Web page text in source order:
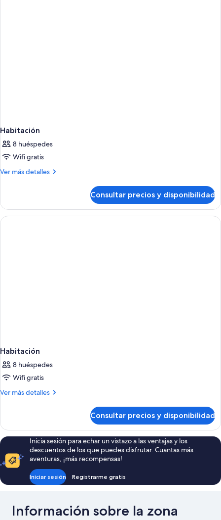
Habitación
8 huéspedes
Wifi gratis
Ver más detalles
Más
Consultar precios y disponibilidad
Habitación
8 huéspedes
Wifi gratis
Ver más detalles
Más
Consultar precios y disponibilidad
Inicia sesión para echar un vistazo a las ventajas y los
descuentos de los que puedes disfrutar. Cuantas más
aventuras, ¡más recompensas!
Iniciar sesión Registrarme gratis
Información sobre la zona